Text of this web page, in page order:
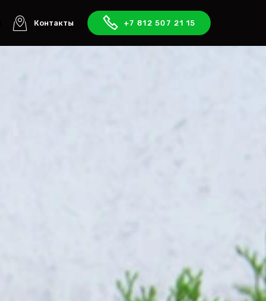
Контакты +7 812 507 21 15